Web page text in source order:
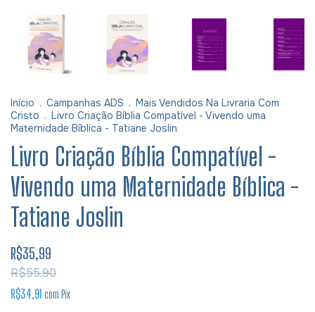
Início . Campanhas ADS . Mais Vendidos Na Livraria Com
Cristo . Livro Criação Bíblia Compatível - Vivendo uma
Maternidade Bíblica - Tatiane Joslin
Livro Criação Bíblia Compatível -
Vivendo uma Maternidade Bíblica -
Tatiane Joslin
R$35,99
R$55,90
R$34,91 com Pix